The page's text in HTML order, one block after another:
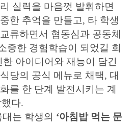
실력을 마음껏 발휘하면
한 추억을 만들고, 타 학생
류하면서 협동심과 공동체
중한 경험학습이 되었길 희
한 아이디어와 재능이 담긴
당의 공식 메뉴로 채택, 대
를 한 단계 발전시키는 계
했다.
는 학생의 ‘아침밥 먹는 문